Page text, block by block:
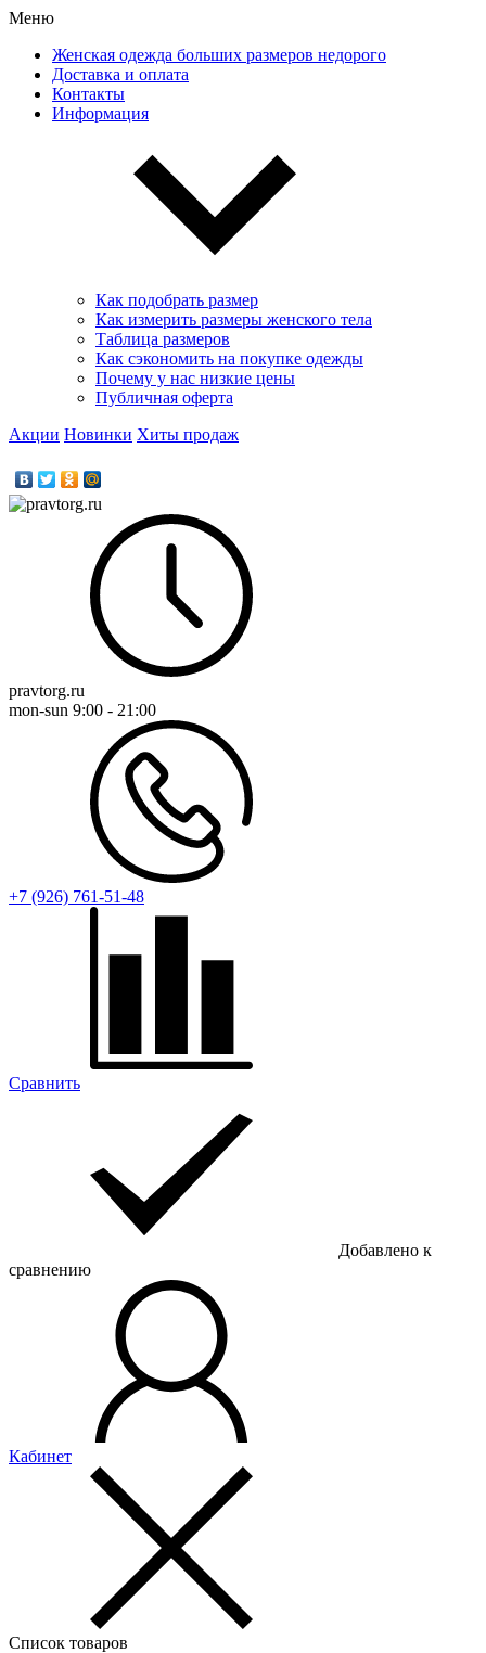
Меню
Женская одежда больших размеров недорого
Доставка и оплата
Контакты
Информация
Как подобрать размер
Как измерить размеры женского тела
Таблица размеров
Как сэкономить на покупке одежды
Почему у нас низкие цены
Публичная оферта
Акции Новинки Хиты продаж
pravtorg.ru
mon-sun 9:00 - 21:00
+7 (926) 761-51-48
Сравнить
Добавлено к
сравнению
Кабинет
Список товаров